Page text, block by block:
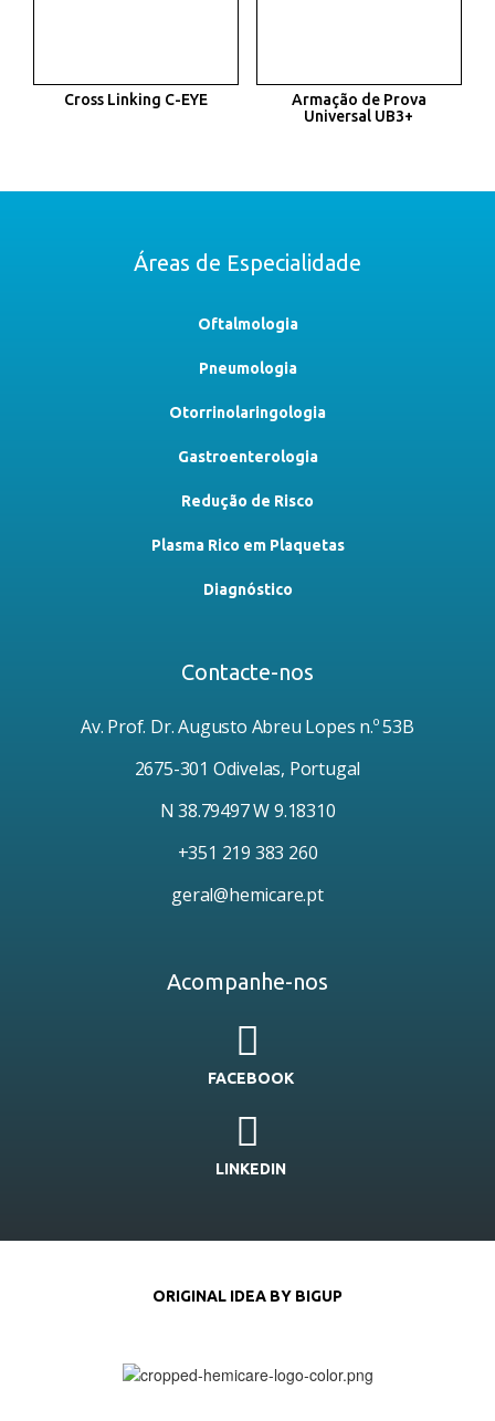
Cross Linking C-EYE
Armação de Prova
Universal UB3+
Áreas de Especialidade
Oftalmologia
Pneumologia
Otorrinolaringologia
Gastroenterologia
Redução de Risco
Plasma Rico em Plaquetas
Diagnóstico
Contacte-nos
Av. Prof. Dr. Augusto Abreu Lopes n.º 53B
2675-301 Odivelas, Portugal
N 38.79497 W 9.18310
+351 219 383 260
geral@hemicare.pt
Acompanhe-nos
FACEBOOK
LINKEDIN
ORIGINAL IDEA BY BIGUP